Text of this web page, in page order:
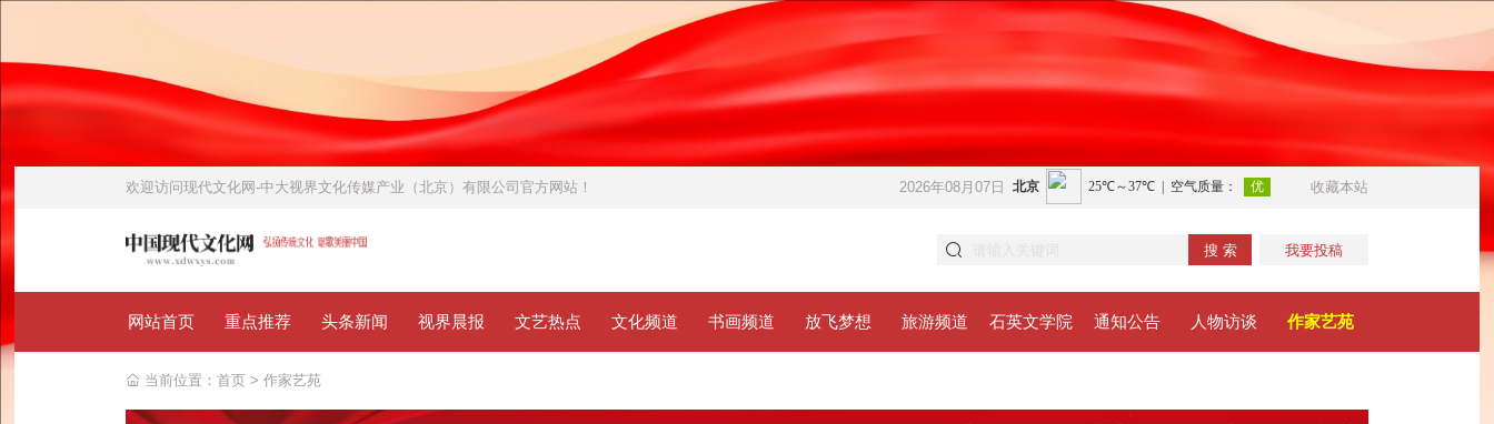
欢迎访问现代文化网-中大视界文化传媒产业（北京）有限公司官方网站！ 2026年08月07日 收藏本站
搜 索 我要投稿
网站首页 重点推荐 头条新闻 视界晨报 文艺热点 文化频道 书画频道 放飞梦想 旅游频道 石英文学院 通知公告 人物访谈 作家艺苑
当前位置： 首页> 作家艺苑